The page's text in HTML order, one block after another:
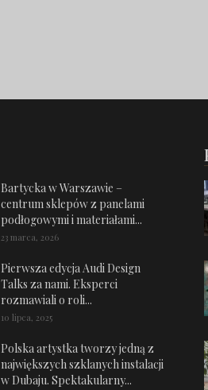
Bartycka w Warszawie –
centrum sklepów z panelami
podłogowymi i materiałami...
23 marca, 2026
Pierwsza edycja Audi Design
Talks za nami. Eksperci
rozmawiali o roli...
10 lipca, 2025
Polska artystka tworzy jedną z
największych szklanych instalacji
w Dubaju. Spektakularny...